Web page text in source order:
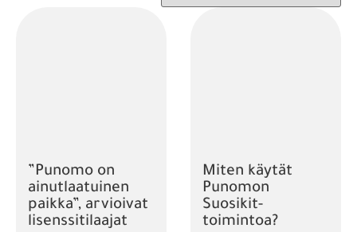
”Punomo on
ainutlaatuinen
paikka”, arvioivat
lisenssitilaajat
Miten käytät
Punomon
Suosikit-
toimintoa?